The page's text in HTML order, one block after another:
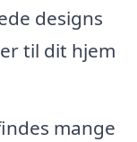
designs
til dit hjem
mange